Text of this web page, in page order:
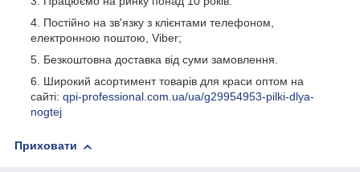
Постійно на зв'язку з клієнтами телефоном,
електронною поштою, Viber;
Безкоштовна доставка від суми замовлення.
Широкий асортимент товарів для краси оптом на
сайті: qpi-professional.com.ua/ua/g29954953-pilki-dlya-
nogtej
Приховати